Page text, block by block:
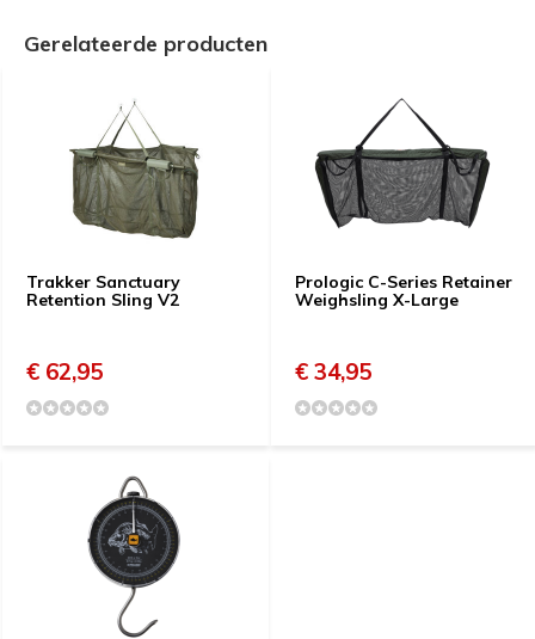
Gerelateerde producten
Trakker Sanctuary
Retention Sling V2
€ 62,95
Prologic C-Series Retainer
Weighsling X-Large
€ 34,95